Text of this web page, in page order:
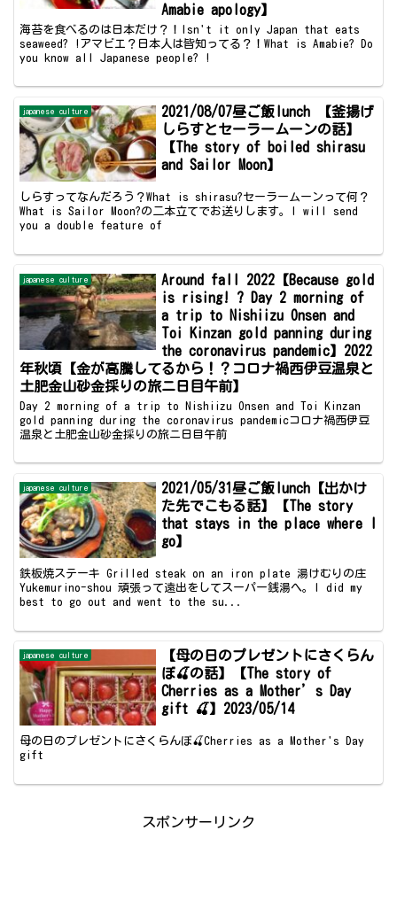
Amabie apology】
海苔を食べるのは日本だけ？！Isn't it only Japan that eats
seaweed? !アマビエ？日本人は皆知ってる？！What is Amabie? Do
you know all Japanese people? !
japanese culture
2021/08/07昼ご飯lunch 【釜揚げ
しらすとセーラームーンの話】
【The story of boiled shirasu
and Sailor Moon】
しらすってなんだろう？What is shirasu?セーラームーンって何？
What is Sailor Moon?の二本立てでお送りします。I will send
you a double feature of
japanese culture
Around fall 2022【Because gold
is rising! ? Day 2 morning of
a trip to Nishiizu Onsen and
Toi Kinzan gold panning during
the coronavirus pandemic】2022
年秋頃【金が高騰してるから！？コロナ禍西伊豆温泉と
土肥金山砂金採りの旅ニ日目午前】
Day 2 morning of a trip to Nishiizu Onsen and Toi Kinzan
gold panning during the coronavirus pandemicコロナ禍西伊豆
温泉と土肥金山砂金採りの旅ニ日目午前
japanese culture
2021/05/31昼ご飯lunch【出かけ
た先でこもる話】【The story
that stays in the place where I
go】
鉄板焼ステーキ Grilled steak on an iron plate 湯けむりの庄
Yukemurino-shou 頑張って遠出をしてスーパー銭湯へ。I did my
best to go out and went to the su...
japanese culture
【母の日のプレゼントにさくらん
ぼ🍒の話】【The story of
Cherries as a Mother’s Day
gift 🍒】2023/05/14
母の日のプレゼントにさくらんぼ🍒Cherries as a Mother's Day
gift
スポンサーリンク